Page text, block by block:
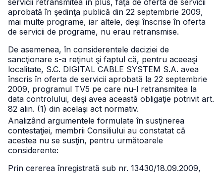
servicii retransmitea în plus, faţă de oferta de servicii
aprobată în şedinţa publică din 22 septembrie 2009,
mai multe programe, iar altele, deşi înscrise în oferta
de servicii de programe, nu erau retransmise.
De asemenea, în considerentele deciziei de
sancţionare s-a reţinut şi faptul că, pentru aceeaşi
localitate, S.C. DIGITAL CABLE SYSTEM S.A. avea
înscris în oferta de servicii aprobată la 22 septembrie
2009, programul TV5 pe care nu-l retransmitea la
data controlului, deşi avea această obligaţie potrivit art.
82 alin. (1) din acelaşi act normativ.
Analizând argumentele formulate în susţinerea
contestaţiei, membrii Consiliului au constatat că
acestea nu se susţin, pentru următoarele
considerente:
Prin cererea înregistrată sub nr. 13430/18.09.2009,